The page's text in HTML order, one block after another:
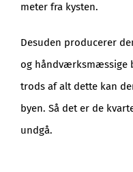
meter fra kysten.
Desuden producerer
og håndværksmæssige
trods af alt dette kan
byen. Så det er de
undgå.